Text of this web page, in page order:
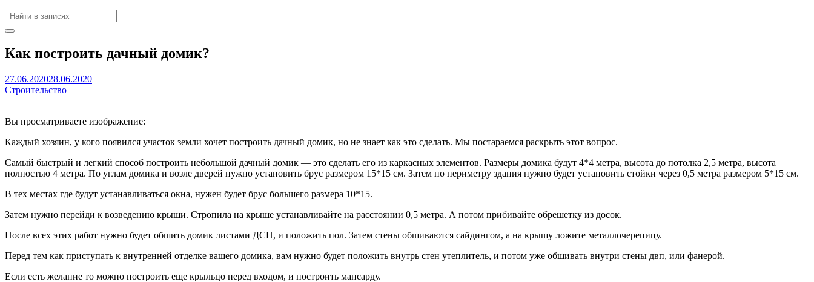
Как построить дачный домик?
27.06.202028.06.2020
Строительство
Вы просматриваете изображение:
Каждый хозяин, у кого появился участок земли хочет построить дачный домик, но не знает как это сделать. Мы постараемся раскрыть этот вопрос.
Самый быстрый и легкий способ построить небольшой дачный домик — это сделать его из каркасных элементов. Размеры домика будут 4*4 метра, высота до потолка 2,5 метра, высота
полностью 4 метра. По углам домика и возле дверей нужно установить брус размером 15*15 см. Затем по периметру здания нужно будет установить стойки через 0,5 метра размером 5*15 см.
В тех местах где будут устанавливаться окна, нужен будет брус большего размера 10*15.
Затем нужно перейди к возведению крыши. Стропила на крыше устанавливайте на расстоянии 0,5 метра. А потом прибивайте обрешетку из досок.
После всех этих работ нужно будет обшить домик листами ДСП, и положить пол. Затем стены обшиваются сайдингом, а на крышу ложите металлочерепицу.
Перед тем как приступать к внутренней отделке вашего домика, вам нужно будет положить внутрь стен утеплитель, и потом уже обшивать внутри стены двп, или фанерой.
Если есть желание то можно построить еще крыльцо перед входом, и построить мансарду.